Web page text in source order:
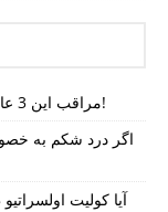
مراقب این 3 عامل خطر باشید که کلیه‌های شما را تهدید می‌کنند!
اگر درد شکم به
آیا کولیت